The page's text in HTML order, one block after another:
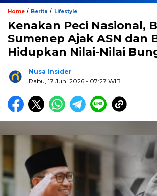
Home / Berita / Lifestyle
Kenakan Peci Nasional,
Sumenep Ajak ASN dan
Hidupkan Nilai-Nilai
Nusa Insider
Rabu, 17 Juni 2026 - 07:27 WIB